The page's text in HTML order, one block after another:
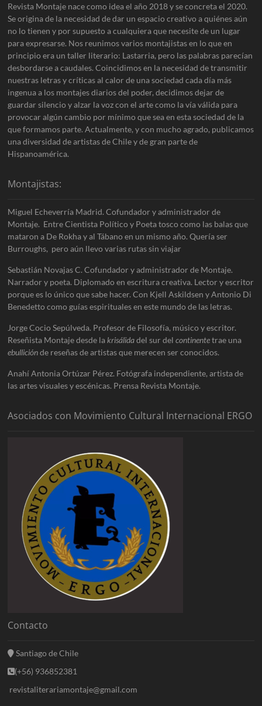
Revista Montaje nace como idea el año 2018 y se concreta el 2020.
Se origina de la necesidad de dar un espacio creativo a quiénes aún
no lo tienen y por supuesto a cualquiera que necesite de un lugar
para expresarse. Nos reunimos varios montajistas en lo que en
principio era un taller literario: Lastarria, pero las palabras parecían
desbordarse a caudales. Coincidimos en la necesidad de transmitir
nuestras letras y críticas al calor de una sociedad cada día más
ingenua a los montajes diarios del poder, decidimos dejar de
guardar silencio y alzar la voz con el arte como la vía válida para
provocar algún cambio por mínimo que sea en esta sociedad de la
que formamos parte. Actualmente, y con mucho agrado, publicamos
una diversidad de artistas de Chile y de gran parte de
Hispanoamérica.
Montajistas:
Miguel Echeverría Madrid. Cofundador y administrador de
Montaje. Entre Cientista Político y Poeta tosco como las balas que
mataron a De Rokha y al Tábano en un mismo año. Quería ser
Burroughs, pero aún llevo varias rutas sin viajar
Sebastián Novajas C. Cofundador y administrador de Montaje.
Narrador y poeta. Diplomado en escritura creativa. Lector y escritor
porque es lo único que sabe hacer. Con Kjell Askildsen y Antonio Di
Benedetto como guías espirituales en este mundo de las letras.
Jorge Cocio Sepúlveda. Profesor de Filosofía, músico y escritor.
Reseñista Montaje desde lakrisálidadel sur delcontinentetrae una
ebulliciónde reseñas de artistas que merecen ser conocidos.
Anahí Antonia Ortúzar Pérez. Fotógrafa independiente, artista de
las artes visuales y escénicas. Prensa Revista Montaje.
Asociados con Movimiento Cultural Internacional ERGO
Contacto
Santiago de Chile
(+56) 936852381
revistaliterariamontaje@gmail.com